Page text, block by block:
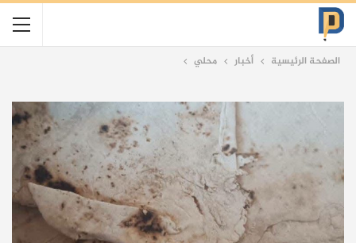
الصفحة الرئيسية أخبار محلي